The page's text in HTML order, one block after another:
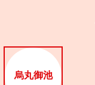
烏丸御池